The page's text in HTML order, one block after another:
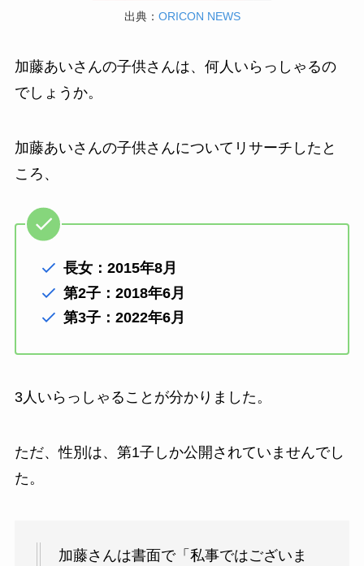
出典： ORICON NEWS
加藤あいさんの子供さんは、何人いらっしゃるの
でしょうか。
加藤あいさんの子供さんについてリサーチしたと
ころ、
長女：2015年8月
第2子：2018年6月
第3子：2022年6月
3人いらっしゃることが分かりました。
ただ、性別は、第1子しか公開されていませんでし
た。
加藤さんは書面で「私事ではございま